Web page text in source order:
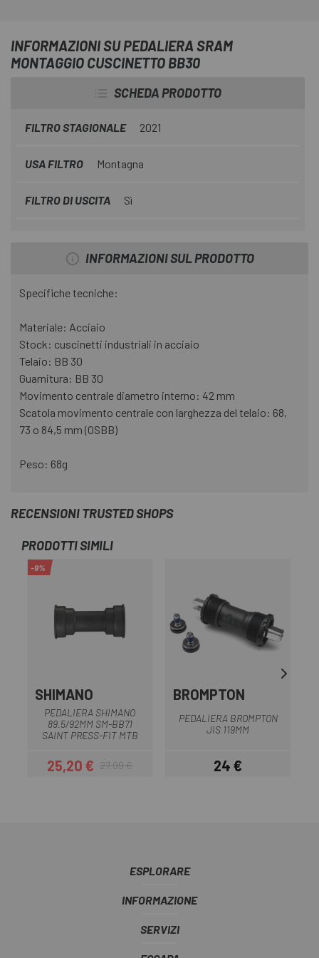
INFORMAZIONI SU PEDALIERA SRAM
MONTAGGIO CUSCINETTO BB30
SCHEDA PRODOTTO
FILTRO STAGIONALE 2021
USA FILTRO Montagna
FILTRO DI USCITA Sì
INFORMAZIONI SUL PRODOTTO
Specifiche tecniche:
Materiale: Acciaio
Stock: cuscinetti industriali in acciaio
Telaio: BB 30
Guarnitura: BB 30
Movimento centrale diametro interno: 42 mm
Scatola movimento centrale con larghezza del telaio: 68,
73 o 84,5 mm (OSBB)
Peso: 68g
RECENSIONI TRUSTED SHOPS
PRODOTTI SIMILI
-9%
SHIMANO
PEDALIERA SHIMANO
89.5/92MM SM-BB71
SAINT PRESS-FIT MTB
Prezzo
25,20 €Prezzo base
27,99 €
BROMPTON
PEDALIERA BROMPTON
JIS 119MM
Prezzo
24 €
ESPLORARE
INFORMAZIONE
SERVIZI